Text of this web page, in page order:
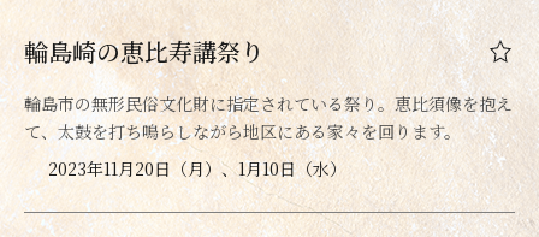
輪島崎の恵比寿講祭り
輪島市の無形民俗文化財に指定されている祭り。恵比須像を抱え
て、太鼓を打ち鳴らしながら地区にある家々を回ります。
2023年11月20日（月）、1月10日（水）